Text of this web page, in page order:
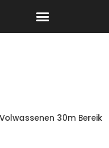
30m Bereik